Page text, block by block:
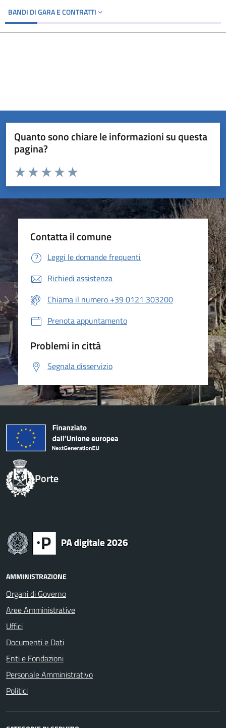
BANDI DI GARA E CONTRATTI
Quanto sono chiare le informazioni su questa
pagina?
Valuta da 1 a 5 stelle la pagina
Valuta 5 stelle su 5
Valuta 4 stelle su 5
Valuta 3 stelle su 5
Valuta 2 stelle su 5
Valuta 1 stelle su 5
Contatta il comune
Leggi le domande frequenti
Richiedi assistenza
Chiama il numero +39 0121 303200
Prenota appuntamento
Problemi in città
Segnala disservizio
Porte
AMMINISTRAZIONE
Organi di Governo
Aree Amministrative
Uffici
Documenti e Dati
Enti e Fondazioni
Personale Amministrativo
Politici